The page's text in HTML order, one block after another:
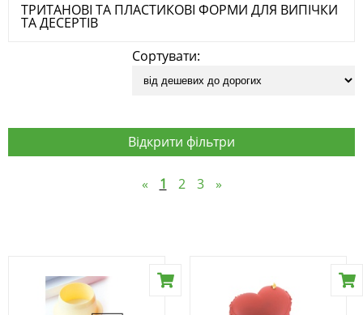
ТРИТАНОВІ ТА ПЛАСТИКОВІ ФОРМИ ДЛЯ ВИПІЧКИ
ТА ДЕСЕРТІВ
Сортувати:
Відкрити фільтри
« 1 2 3 »